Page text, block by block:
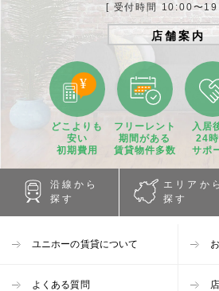
[ 受付時間 10:00〜
店舗案内
どこよりも
安い
初期費用
フリーレント
期間がある
賃貸物件多数
入居
24
サポ
沿線から
探す
エリアから
探す
ユニホーの賃貸について
よくある質問